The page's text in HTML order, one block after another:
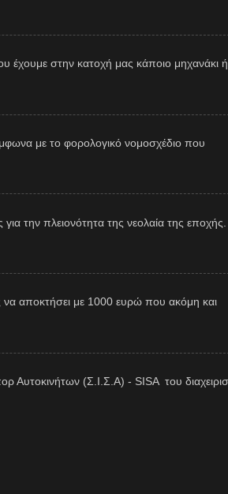
έχουμε στην κατοχή μας κάποιο μηχανάκι ή
με το φορολογικό νομοσχέδιο που
την πλειονότητα της νεολαία της εποχής.
να αποκτήσει με 1000 ευρώ που ακόμη και
Αυτοκινήτων (Σ.Ι.Σ.Α) - SISA του